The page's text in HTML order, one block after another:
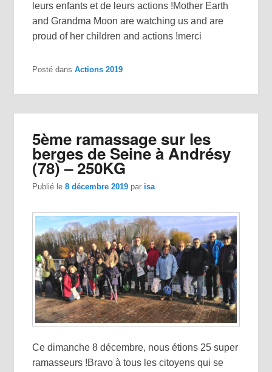
leurs enfants et de leurs actions !Mother Earth
and Grandma Moon are watching us and are
proud of her children and actions !merci
Posté dans Actions 2019
5ème ramassage sur les
berges de Seine à Andrésy
(78) – 250KG
Publié le8 décembre 2019 par isa
Ce dimanche 8 décembre, nous étions 25 super
ramasseurs !Bravo à tous les citoyens qui se